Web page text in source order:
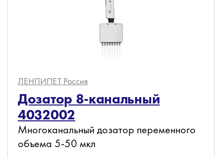
ЛЕНПИПЕТ Россия
Дозатор 8-канальный
4032002
Многоканальный дозатор переменного
объема 5-50 мкл